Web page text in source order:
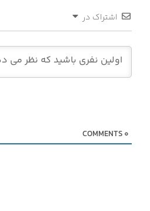
اشتراک در
0